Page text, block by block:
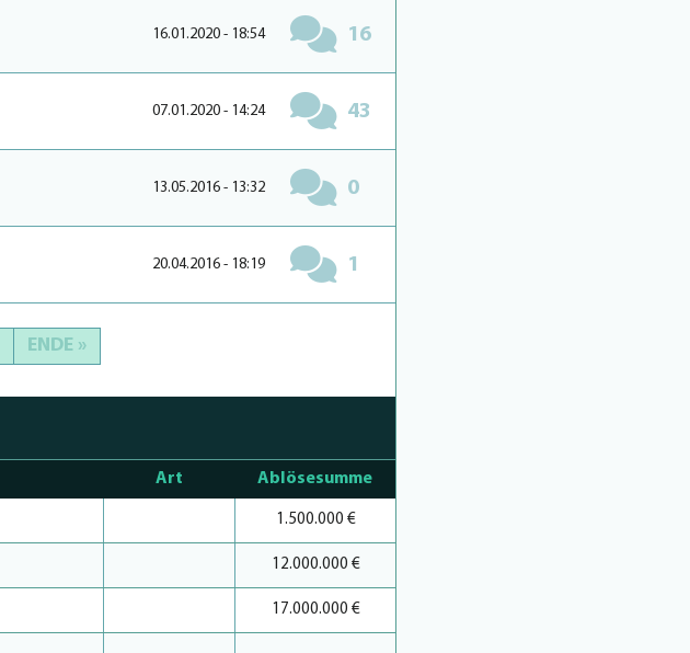
16.01.2020 - 18:54 16
07.01.2020 - 14:24 43
13.05.2016 - 13:32 0
20.04.2016 - 18:19 1
ENDE »
Art Ablösesumme
1.500.000 €
12.000.000 €
17.000.000 €